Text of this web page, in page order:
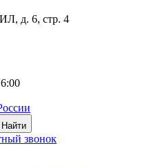
д. 6, стр. 4
Найти
звонок